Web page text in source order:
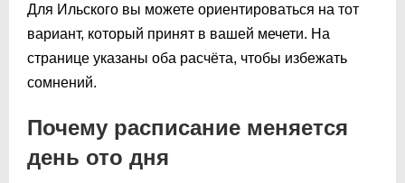
Для Ильского вы можете ориентироваться на тот
вариант, который принят в вашей мечети. На
странице указаны оба расчёта, чтобы избежать
сомнений.
Почему расписание меняется
день ото дня